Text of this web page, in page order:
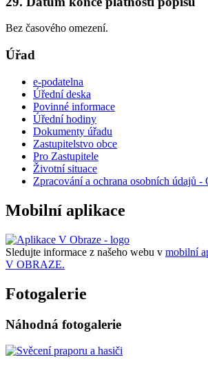
Bez časového omezení.
Úřad
e-podatelna
Úřední deska
Povinné informace
Úřední hodiny
Dokumenty úřadu
Zastupitelstvo obce
Pro Zastupitele
Životní situace
Zpracování a ochrana osobních údajů -
Mobilní aplikace
Sledujte informace z našeho webu v mobilní
V OBRAZE.
Fotogalerie
Náhodná fotogalerie